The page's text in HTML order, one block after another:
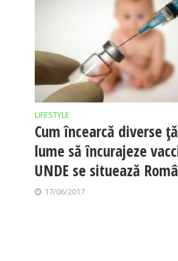
LIFESTYLE
Cum încearcă diverse
lume să încurajeze
UNDE se situează
17/06/2017